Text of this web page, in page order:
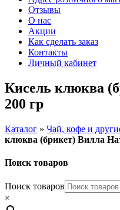
Отзывы
О нас
Акции
Как сделать заказ
Контакты
Личный кабинет
Кисель клюква
200 гр
Каталог » Чай, кофе и
клюква (брикет) Вилла
Поиск товаров
Поиск товаров
×